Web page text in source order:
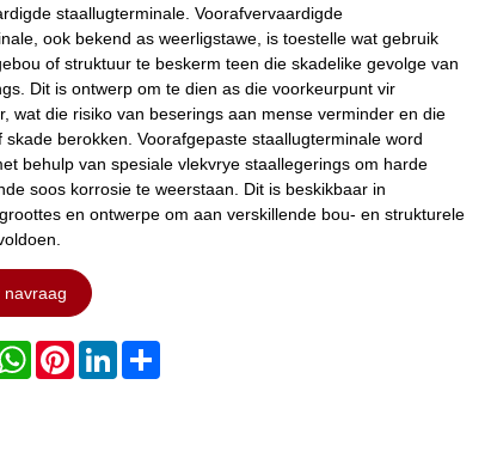
staallugterminale. Voorafvervaardigde
ook bekend as weerligstawe, is toestelle wat gebruik
of struktuur te beskerm teen die skadelike gevolge van
Dit is ontwerp om te dien as die voorkeurpunt vir
wat die risiko van beserings aan mense verminder en die
skade berokken. Voorafgepaste staallugterminale word
behulp van spesiale vlekvrye staallegerings om harde
soos korrosie te weerstaan. Dit is beskikbaar in
en ontwerpe om aan verskillende bou- en strukturele
navraag
WhatsAppPinterestLinkedInShare